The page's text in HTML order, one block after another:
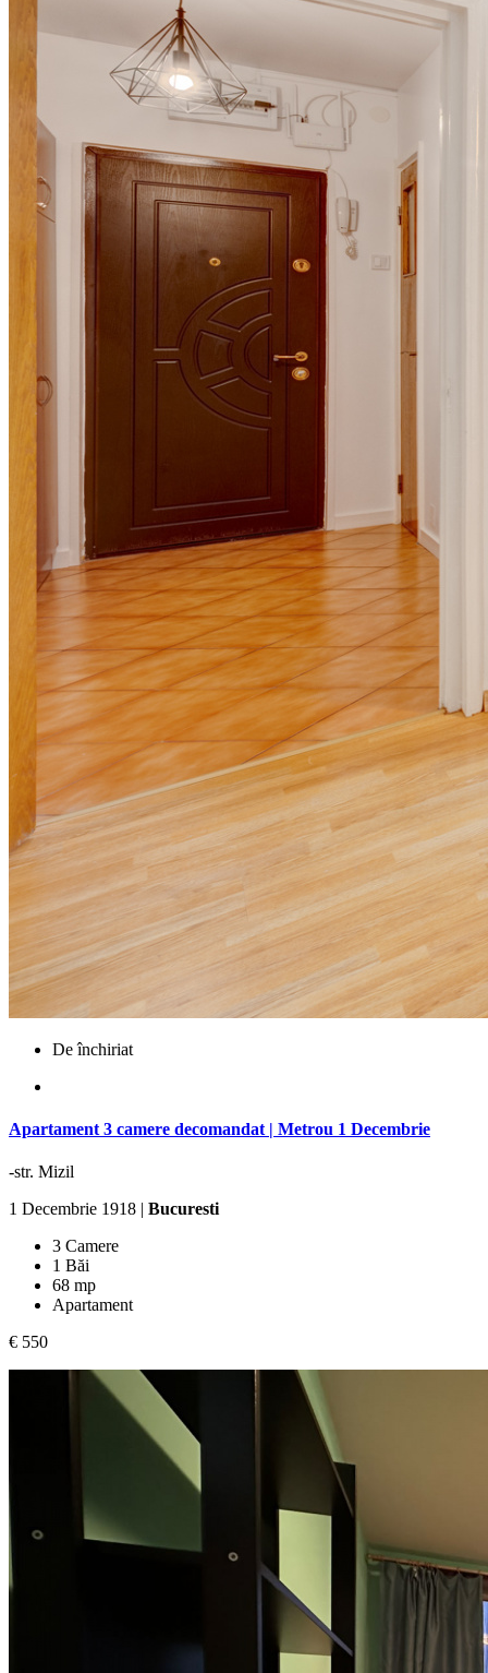
De închiriat
Apartament 3 camere decomandat | Metrou 1 Decembrie
-str. Mizil
1 Decembrie 1918 | Bucuresti
3 Camere
1 Băi
68 mp
Apartament
€ 550